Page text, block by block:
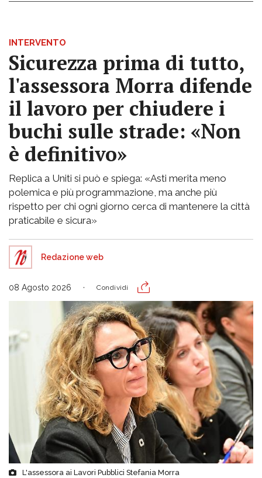
INTERVENTO
Sicurezza prima di tutto,
l'assessora Morra difende
il lavoro per chiudere i
buchi sulle strade: «Non
è definitivo»
Replica a Uniti si può e spiega: «Asti merita meno
polemica e più programmazione, ma anche più
rispetto per chi ogni giorno cerca di mantenere la città
praticabile e sicura»
Redazione web
08 Agosto 2026 Condividi
L'assessora ai Lavori Pubblici Stefania Morra